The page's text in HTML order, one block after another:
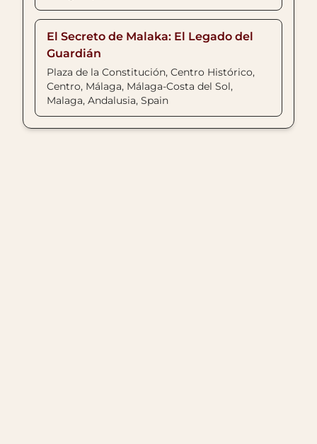
El Secreto de Malaka: El Legado del
Guardián
Plaza de la Constitución, Centro Histórico,
Centro, Málaga, Málaga-Costa del Sol,
Malaga, Andalusia, Spain